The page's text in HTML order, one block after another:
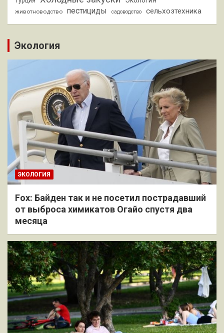
животноводство пестициды садоводство сельхозтехника
Экология
ЭКОЛОГИЯ
Fox: Байден так и не посетил пострадавший
от выброса химикатов Огайо спустя два
месяца